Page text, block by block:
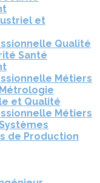
et
Qualité
Santé
Métiers
et Qualité
Métiers
de Production